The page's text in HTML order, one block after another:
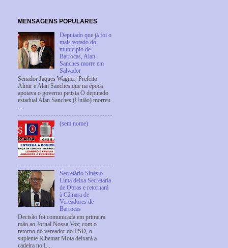
MENSAGENS POPULARES
Deputado que já foi o
mais votado do
município de
Barrocas, Alan
Sanches morre em
Salvador
Senador Jaques Wagner, Prefeito
Almir e Alan Sanches que na época
apoiava o governo petista O deputado
estadual Alan Sanches (União) morreu
...
(sem nome)
Secretário Sinésio
Lima deixa Secretaria
de Obras e retornará
à Câmara de
Vereadores de
Barrocas
Decisão foi comunicada em primeira
mão ao Jornal Nossa Voz; com o
retorno do vereador do PSD, o
suplente Ribemar Mota deixará a
cadeira no L...